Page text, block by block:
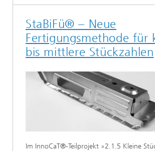
StaBiFü® – Neue
Fertigungsmethode für
bis mittlere Stückzahlen
Im InnoCaT®-Teilprojekt »2.1.5 Kleine